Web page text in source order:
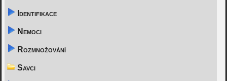
Identifikace
Nemoci
Rozmnožování
Savci